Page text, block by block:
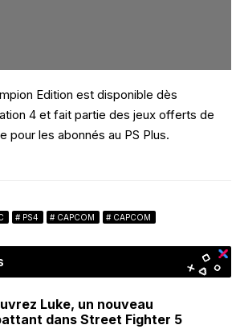
Edition est disponible dès
4 et fait partie des jeux offerts de
pour les abonnés au PS Plus.
PS4 CAPCOM CAPCOM
Luke, un nouveau
dans Street Fighter 5